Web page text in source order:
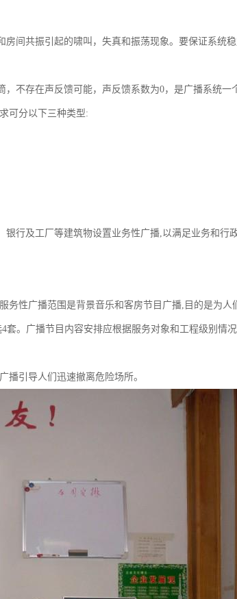
间共振引起的啸叫，失真和振荡现象。要保证系统
不存在声反馈可能，声反馈系数为0，是广播系统一
可分以下三种类型:
行及工厂等建筑物设置业务性广播,以满足业务和行
务性广播范围是背景音乐和客房节目广播,目的是为人
。广播节目内容安排应根据服务对象和工程级别情况
播引导人们迅速撤离危险场所。